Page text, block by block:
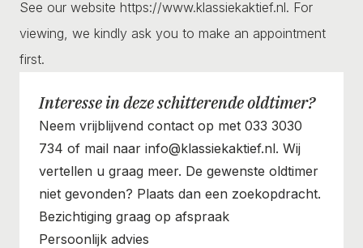
See our website https://www.klassiekaktief.nl. For
viewing, we kindly ask you to make an appointment
first.
Interesse in deze schitterende oldtimer?
Neem vrijblijvend contact op met 033 3030
734 of mail naar info@klassiekaktief.nl. Wij
vertellen u graag meer. De gewenste oldtimer
niet gevonden? Plaats dan een zoekopdracht.
Bezichtiging graag op afspraak
Persoonlijk advies